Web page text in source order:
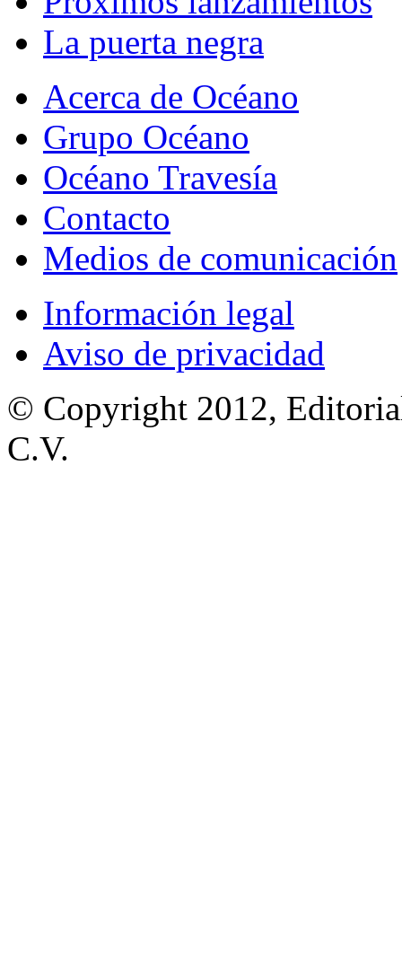
La puerta negra
Acerca de Océano
Grupo Océano
Océano Travesía
Contacto
Medios de comunicación
Información legal
Aviso de privacidad
© Copyright 2012,
C.V.